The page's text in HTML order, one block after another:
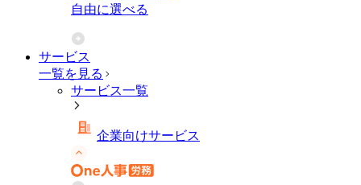
自由に選べる
サービス
一覧を見る
サービス一覧
企業向けサービス